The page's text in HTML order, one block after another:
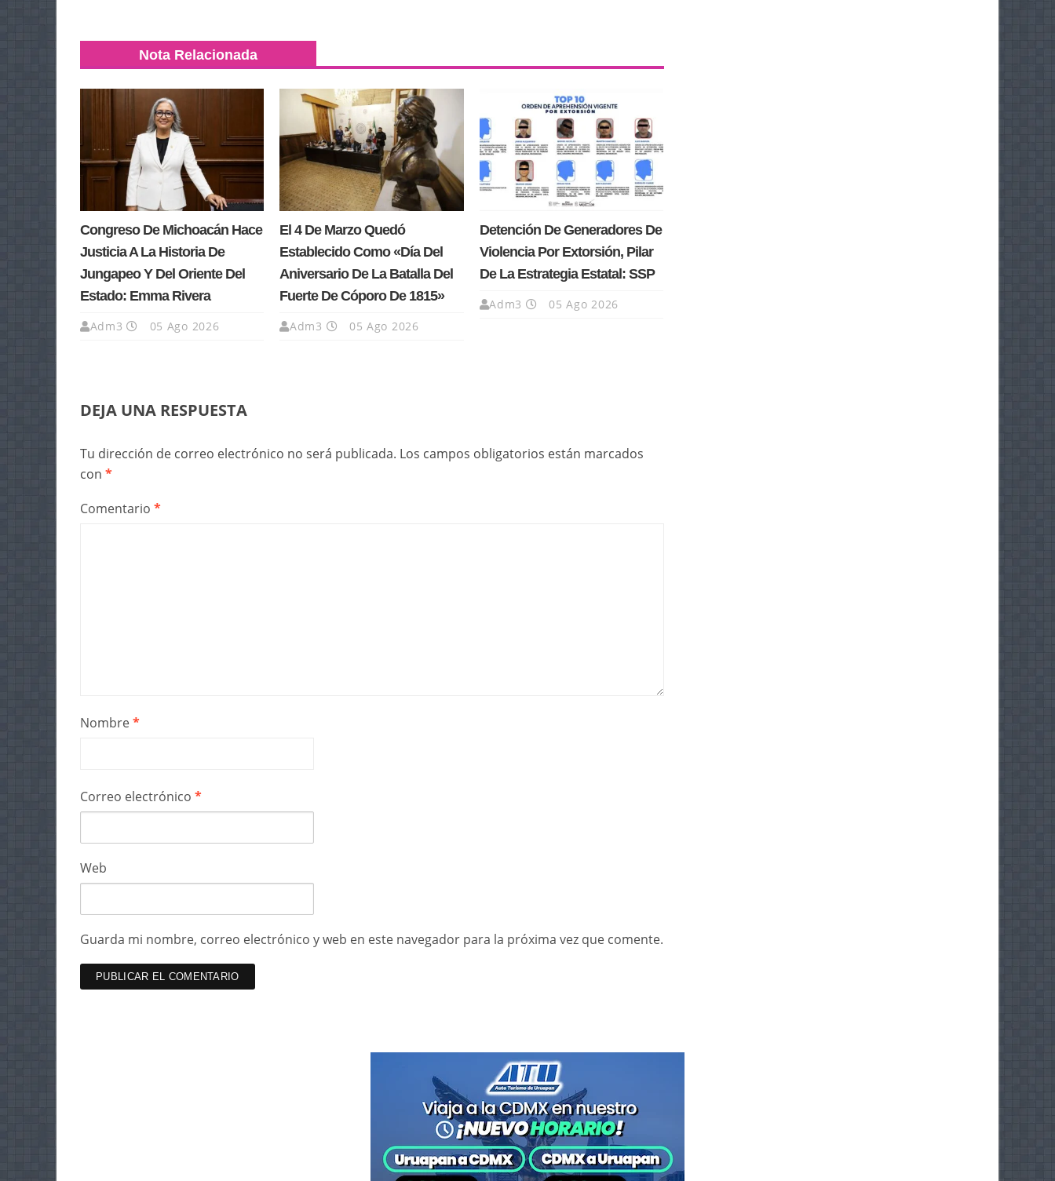
Nota Relacionada
Congreso De Michoacán Hace
Justicia A La Historia De
Jungapeo Y Del Oriente Del
Estado: Emma Rivera
Adm3 05 Ago 2026
El 4 De Marzo Quedó
Establecido Como «Día Del
Aniversario De La Batalla Del
Fuerte De Cóporo De 1815»
Adm3 05 Ago 2026
Detención De Generadores De
Violencia Por Extorsión, Pilar
De La Estrategia Estatal: SSP
Adm3 05 Ago 2026
DEJA UNA RESPUESTA
Tu dirección de correo electrónico no será publicada. Los campos obligatorios están marcados
con *
Comentario *
Nombre*
Correo electrónico *
Web
Guarda mi nombre, correo electrónico y web en este navegador para la próxima vez que comente.